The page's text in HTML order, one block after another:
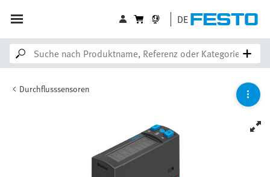
DE
Durchflusssensoren